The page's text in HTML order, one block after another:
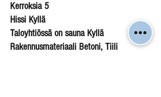
Kerroksia 5
Hissi Kyllä
Taloyhtiössä on sauna Kyllä
Rakennusmateriaali Betoni, Tiili